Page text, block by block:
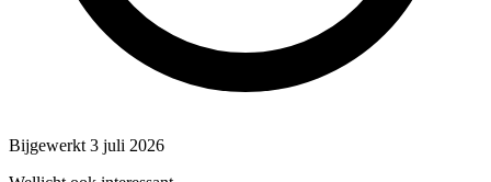
Bijgewerkt 3 juli 2026